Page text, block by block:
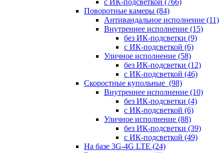
с ИК-подсветкой (766)
Поворотные камеры (84)
Антивандальное исполнение (11)
Внутреннее исполнение (15)
без ИК-подсветки (9)
с ИК-подсветкой (6)
Уличное исполнение (58)
без ИК-подсветки (12)
с ИК-подсветкой (46)
Скоростные купольные (98)
Внутреннее исполнение (10)
без ИК-подсветки (4)
с ИК-подсветкой (6)
Уличное исполнение (88)
без ИК-подсветки (39)
с ИК-подсветкой (49)
На базе 3G-4G LTE (24)